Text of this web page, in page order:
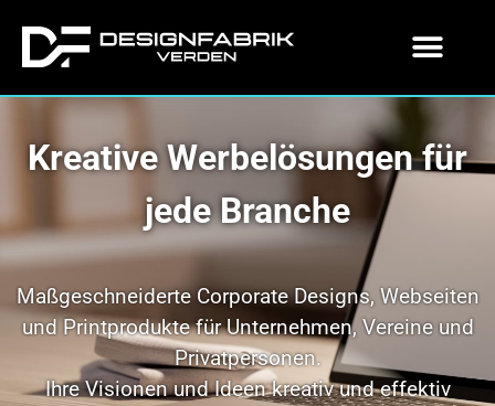
Kreative Werbelösungen für
jede Branche
Maßgeschneiderte Corporate Designs, Webseiten
und Printprodukte für Unternehmen, Vereine und
Privatpersonen.
Ihre Visionen und Ideen kreativ und effektiv